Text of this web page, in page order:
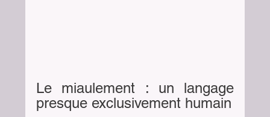
Le miaulement : un langage
presque exclusivement humain